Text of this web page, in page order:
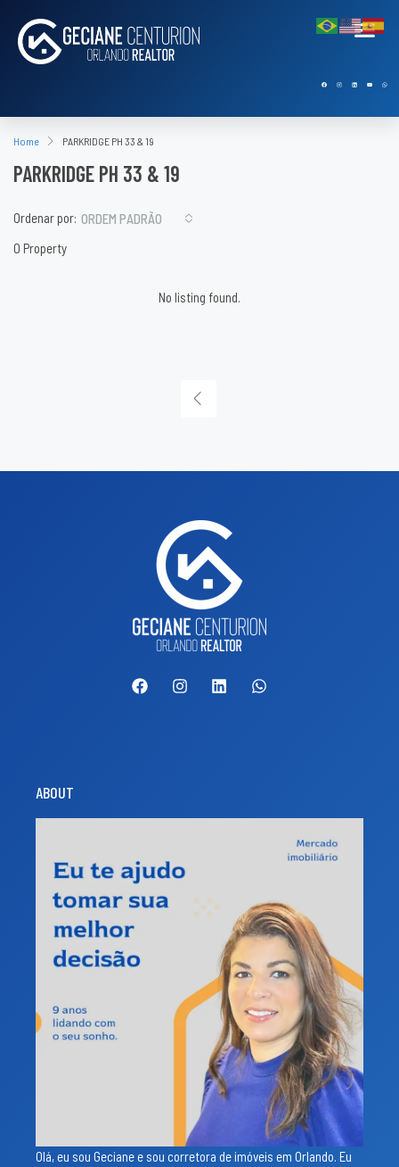
Home PARKRIDGE PH 33 & 19
PARKRIDGE PH 33 & 19
0 Property
Ordenar por: ORDEM PADRÃO
No listing found.
ABOUT
Olá, eu sou Geciane e sou corretora de imóveis em Orlando. Eu